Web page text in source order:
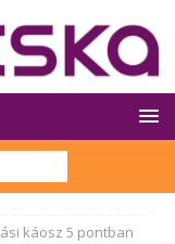
káosz 5 pontban